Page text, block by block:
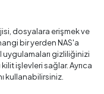
dosyalara erişmek ve
bir yerden NAS'a
uygulamaları gizliliğinizi
işlevleri sağlar. Ayrıca
kullanabilirsiniz.